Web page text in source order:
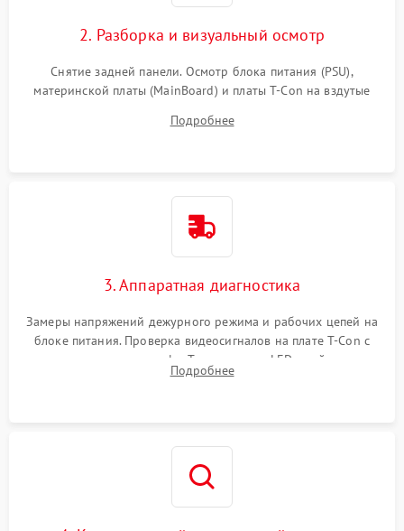
2. Разборка и визуальный осмотр
Снятие задней панели. Осмотр блока питания (PSU),
материнской платы (MainBoard) и платы T-Con на вздутые
Проверка надежности фиксации и целостности шлейфов.
Подробнее
3. Аппаратная диагностика
Замеры напряжений дежурного режима и рабочих цепей на
блоке питания. Проверка видеосигналов на плате T-Con с
помощью осциллографа. Тестирование LED-драйвера и
светодиодных планок подсветки мультиметром.
Подробнее